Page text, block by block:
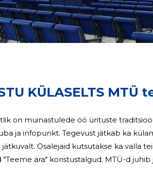
KÜLASELTS MTÜ
on muinastulede öö ürituste
ja infopunkt. Tegevust jätkab ka
Osalejaid kutsutakse ka valla
toimuvad "Teeme ära"